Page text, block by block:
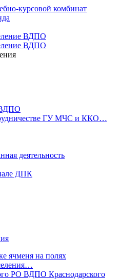
курсовой комбинат
ВДПО
ГУ МЧС и ККО…
деятельность
ДПК
ячменя на полях
РО ВДПО Краснодарского